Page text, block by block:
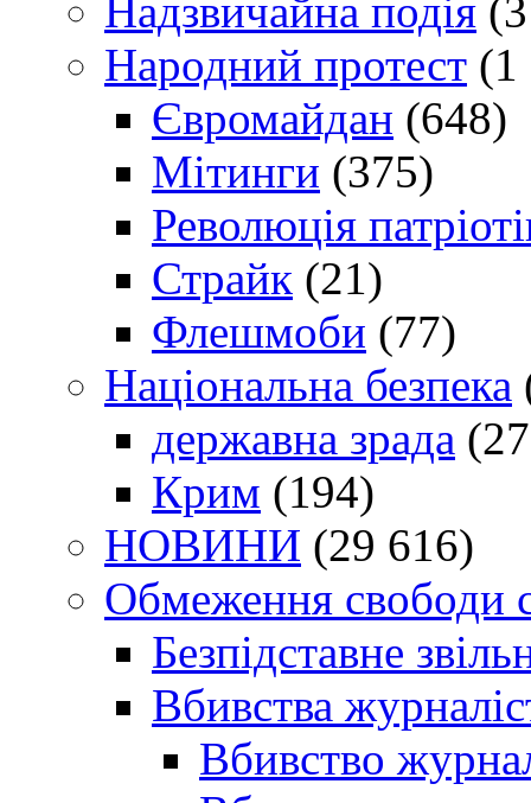
Надзвичайна подія
Народний протест (1
Євромайдан (648)
Мітинги (375)
Революція
Страйк (21)
Флешмоби (77)
Національна безпека
державна зрада
Крим (194)
НОВИНИ (29 616)
Обмеження свободи
Безпідставне
Вбивства
Вбивство